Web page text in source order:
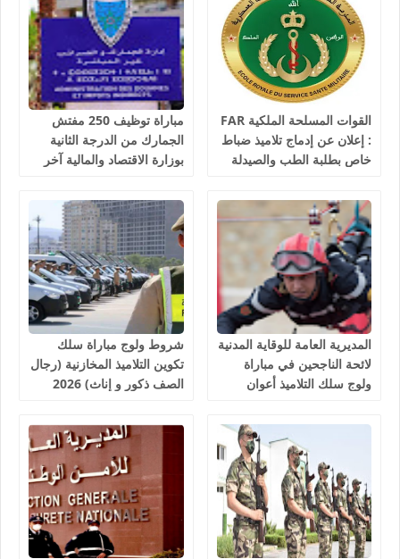
القوات المسلحة الملكية FAR
: إعلان عن إدماج تلاميذ ضباط
خاص بطلبة الطب والصيدلة
أجل هو 30 غشت 2026
مباراة توظيف 250 مفتش
الجمارك من الدرجة الثانية
بوزارة الاقتصاد والمالية آخر
المديرية العامة للوقاية المدنية
لائحة الناجحين في مباراة
ولوج سلك التلاميذ أعوان
شروط ولوج مباراة سلك
تكوين التلاميذ المخازنية (رجال
الصف ذكور و إناث) 2026